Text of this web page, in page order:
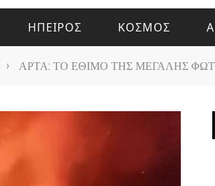
ΗΠΕΙΡΟΣ ΚΟΣΜΟΣ
› ΑΡΤΑ: ΤΟ ΕΘΙΜΟ ΤΗΣ ΜΕΓΑΛΗΣ